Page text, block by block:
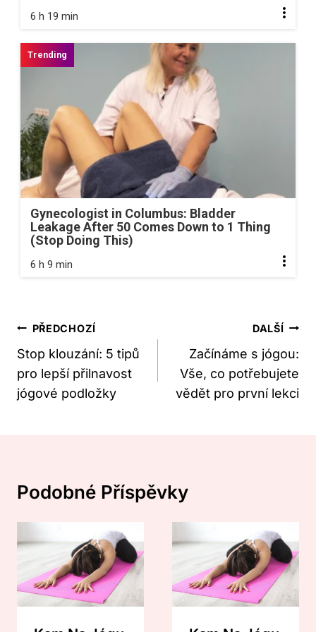
6 h 19 min
Gynecologist in Columbus: Bladder
Leakage After 50 Comes Down to 1 Thing
(Stop Doing This)
6 h 9 min
Navigace
Pro
Příspěvek
PŘEDCHOZÍ
Stop klouzání: 5 tipů
pro lepší přilnavost
jógové podložky
DALŠÍ
Začínáme s jógou:
Vše, co potřebujete
vědět pro první lekci
Podobné Příspěvky